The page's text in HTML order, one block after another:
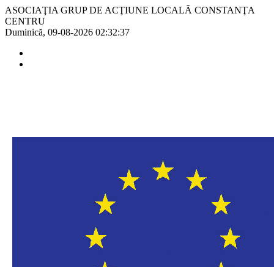
ASOCIAŢIA GRUP DE ACŢIUNE LOCALĂ CONSTANŢA
CENTRU
Duminică, 09-08-2026 02:32:37